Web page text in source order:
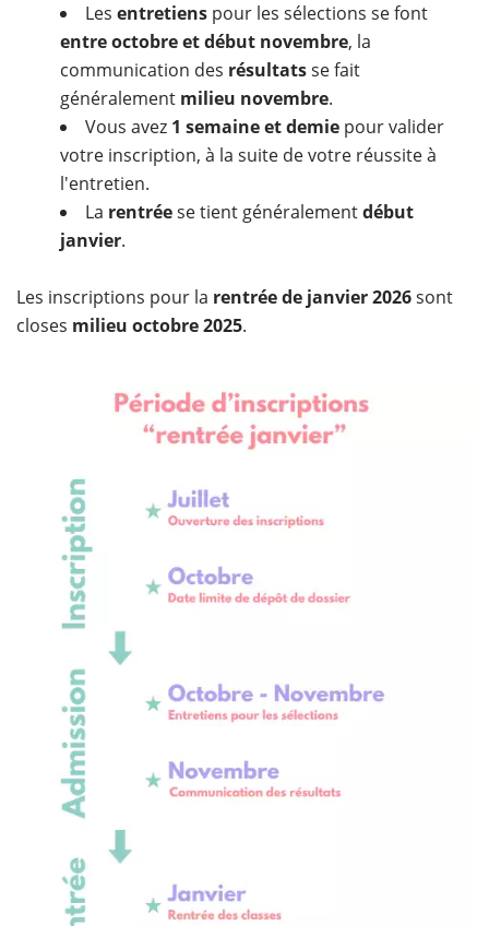
Les entretiens pour les sélections se font
entre octobre et début novembre, la
communication des résultatsse fait
généralement milieu novembre.
Vous avez 1 semaine et demie pour valider
votre inscription, à la suite de votre réussite à
l'entretien.
La rentréese tient généralementdébut
janvier.
Les inscriptions pour la rentrée de janvier 2026sont
closes milieu octobre 2025. ​